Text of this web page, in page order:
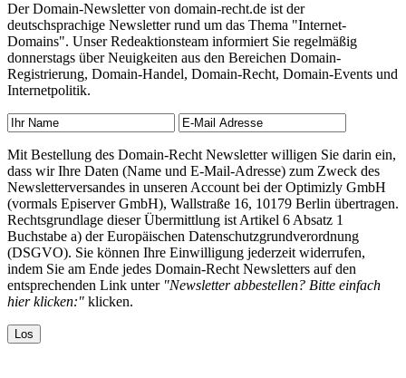
Der Domain-Newsletter von domain-recht.de ist der
deutschsprachige Newsletter rund um das Thema "Internet-
Domains". Unser Redeaktionsteam informiert Sie regelmäßig
donnerstags über Neuigkeiten aus den Bereichen Domain-
Registrierung, Domain-Handel, Domain-Recht, Domain-Events und
Internetpolitik.
Mit Bestellung des Domain-Recht Newsletter willigen Sie darin ein,
dass wir Ihre Daten (Name und E-Mail-Adresse) zum Zweck des
Newsletterversandes in unseren Account bei der Optimizly GmbH
(vormals Episerver GmbH), Wallstraße 16, 10179 Berlin übertragen.
Rechtsgrundlage dieser Übermittlung ist Artikel 6 Absatz 1
Buchstabe a) der Europäischen Datenschutzgrundverordnung
(DSGVO). Sie können Ihre Einwilligung jederzeit widerrufen,
indem Sie am Ende jedes Domain-Recht Newsletters auf den
entsprechenden Link unter "Newsletter abbestellen? Bitte einfach
hier klicken:" klicken.